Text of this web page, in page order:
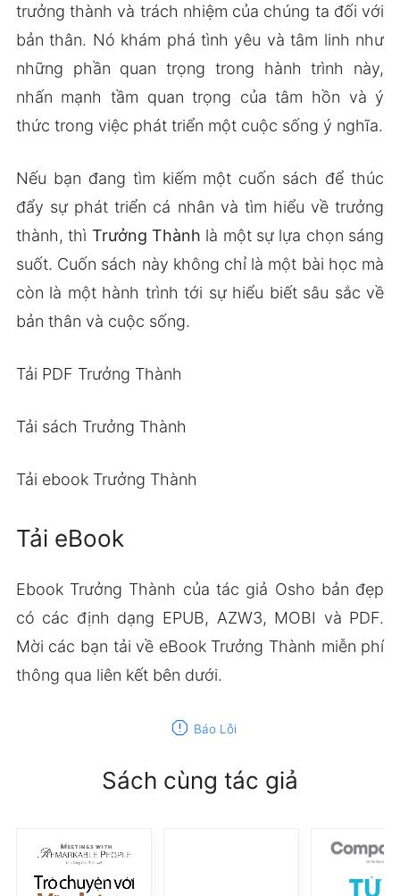
trưởng thành và trách nhiệm của chúng ta đối với
bản thân. Nó khám phá tình yêu và tâm linh như
những phần quan trọng trong hành trình này,
nhấn mạnh tầm quan trọng của tâm hồn và ý
thức trong việc phát triển một cuộc sống ý nghĩa.
Nếu bạn đang tìm kiếm một cuốn sách để thúc
đẩy sự phát triển cá nhân và tìm hiểu về trưởng
thành, thì Trưởng Thành là một sự lựa chọn sáng
suốt. Cuốn sách này không chỉ là một bài học mà
còn là một hành trình tới sự hiểu biết sâu sắc về
bản thân và cuộc sống.
Tải PDF Trưởng Thành
Tải sách Trưởng Thành
Tải ebook Trưởng Thành
Tải eBook
Ebook Trưởng Thành của tác giả Osho bản đẹp
có các định dạng EPUB, AZW3, MOBI và PDF.
Mời các bạn tải về eBook Trưởng Thành miễn phí
thông qua liên kết bên dưới.
report Báo Lỗi
Sách cùng tác giả